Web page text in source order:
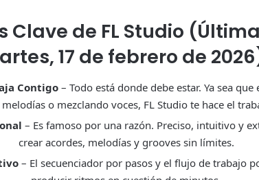
de FL Studio
17 de febrero de
Contigo – Todo está donde debe estar. Ya sea
o mezclando voces, FL Studio te hace el
– Es famoso por una razón. Preciso, intuitivo y
crear acordes, melodías y grooves sin límites.
– El secuenciador por pasos y el flujo de trabajo